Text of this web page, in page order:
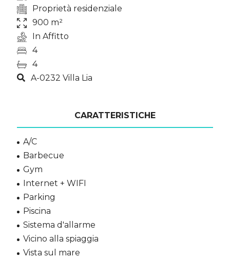
Proprietà residenziale
900 m²
In Affitto
4
4
A-0232 Villa Lia
CARATTERISTICHE
A/C
Barbecue
Gym
Internet + WIFI
Parking
Piscina
Sistema d'allarme
Vicino alla spiaggia
Vista sul mare